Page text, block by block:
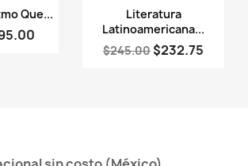
Que...
Vista rápida
Literatura
Latinoamericana...
$245.00 $232.75